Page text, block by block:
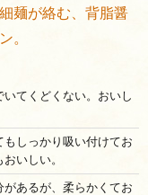
麺が絡む、背脂醤
。
てくどくない。おいし
しっかり吸い付けてお
いしい。
あるが、柔らかくてお